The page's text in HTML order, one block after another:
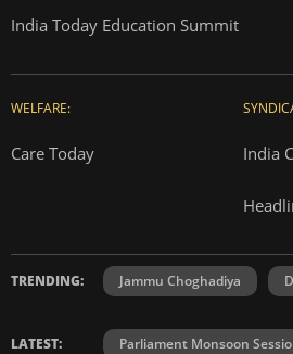
India Today Education Summit
WELFARE:
Care Today India
TRENDING: Jammu Choghadiya
LATEST: Parliament Monsoon